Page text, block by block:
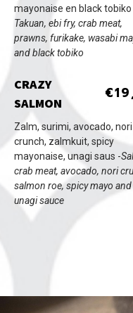
mayonaise en black tobiko
Takuan, ebi fry, crab meat,
prawns, furikake, wasabi
and black tobiko
CRAZY
SALMON
Zalm, surimi, avocado, nori
crunch, zalmkuit, spicy
mayonaise, unagi saus -
crab meat, avocado, nori
salmon roe, spicy mayo and
unagi sauce